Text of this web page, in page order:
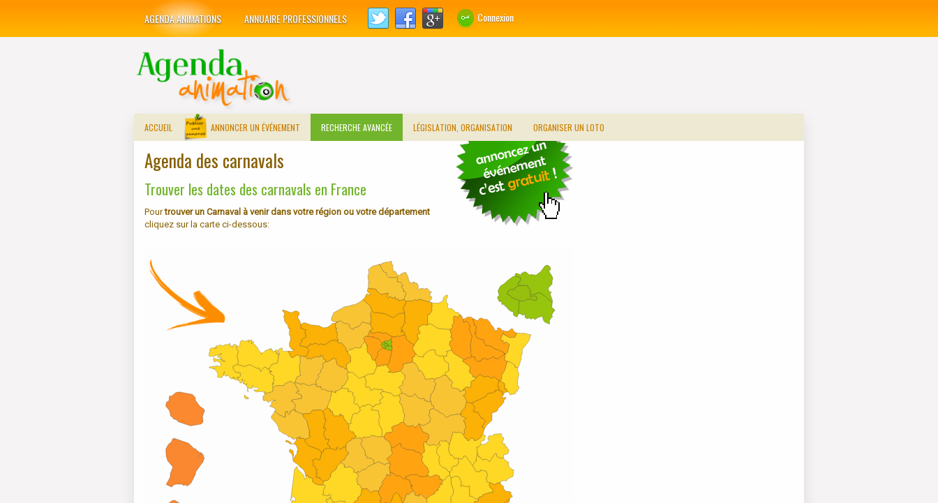
AGENDA ANIMATIONS ANNUAIRE PROFESSIONNELS Connexion
ACCUEIL ANNONCER UN ÉVÉNEMENT RECHERCHE AVANCÉE LÉGISLATION, ORGANISATION ORGANISER UN LOTO
Agenda des carnavals
Trouver les dates des carnavals en France
Pourtrouver un Carnaval à venir dans votre région ou votre département
cliquez sur la carte ci-dessous: